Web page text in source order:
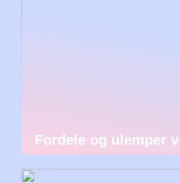
Fordele og ulemper